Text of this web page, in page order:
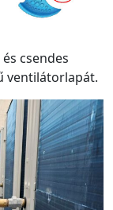
csendes
ventilátorlapát.